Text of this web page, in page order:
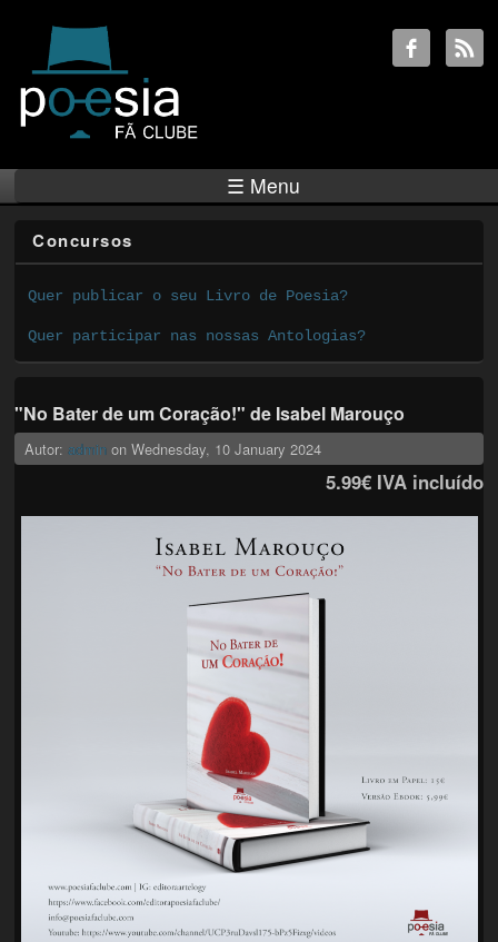
☰ Menu
Concursos
Quer publicar o seu Livro de Poesia?
Quer participar nas nossas Antologias?
"No Bater de um Coração!" de Isabel Marouço
Autor:admin onWednesday, 10 January 2024
5.99€IVA incluído